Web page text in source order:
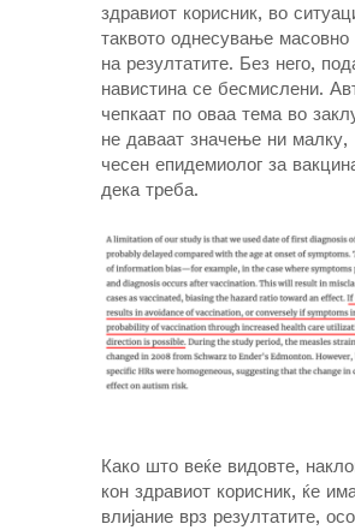
здравиот корисник, во
таквото однесување масовно
на резултатите. Без него,
навистина се бесмислени.
чепкаат по оваа тема во
не даваат значење ни
чесен епидемиолог за
дека треба.
Како што веќе видовте,
кон здравиот корисник, ќе
влијание врз резултатите,